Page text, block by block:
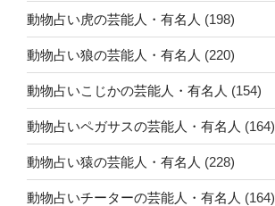
動物占い虎の芸能人・有名人 (198)
動物占い狼の芸能人・有名人 (220)
動物占いこじかの芸能人・有名人 (154)
動物占いペガサスの芸能人・有名人 (164)
動物占い猿の芸能人・有名人 (228)
動物占いチーターの芸能人・有名人 (164)